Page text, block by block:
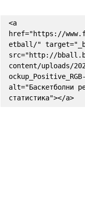
<a
href="https://
etball/"
src="http://
content/uploads/
alt="Баскетболни
статистика"></a>